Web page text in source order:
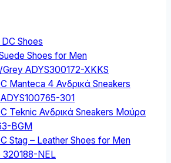
Shoes
Shoes for Men
ADYS300172-XKKS
Manteca 4 Ανδρικά Sneakers
301
Teknic Ανδρικά Sneakers Μαύρα
BGM
Stag – Leather Shoes for Men
320188-NEL